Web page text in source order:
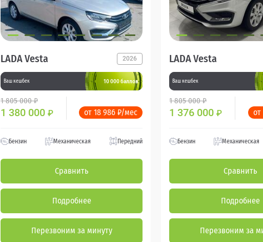
LADA Vesta 2026
Ваш кешбек 10 000 баллов
1 805 000 ₽
1 380 000 ₽ от 18 986 ₽/мес
Бензин Механическая Передний
Сравнить
Подробнее
Перезвоним за минуту
LADA Vesta
Ваш кешбек
1 805 000 ₽
1 376 000₽
Бензин Механическая
Сравнить
Подробнее
Перезвоним за